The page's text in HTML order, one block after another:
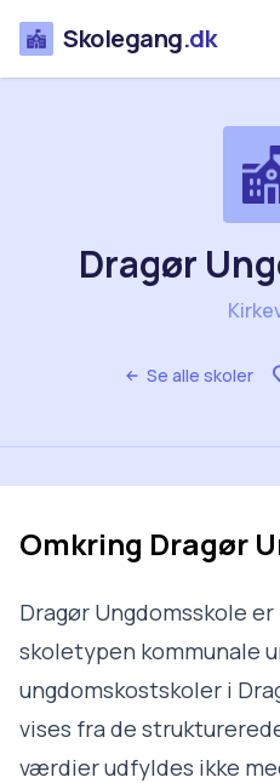
Skolegang.dk
Se alle skoler
Dragør
Omkring Dragør
Dragør Ungdomsskole
skoletypen kommunale
ungdomskostskoler i
vises fra de
værdier udfyldes ikke